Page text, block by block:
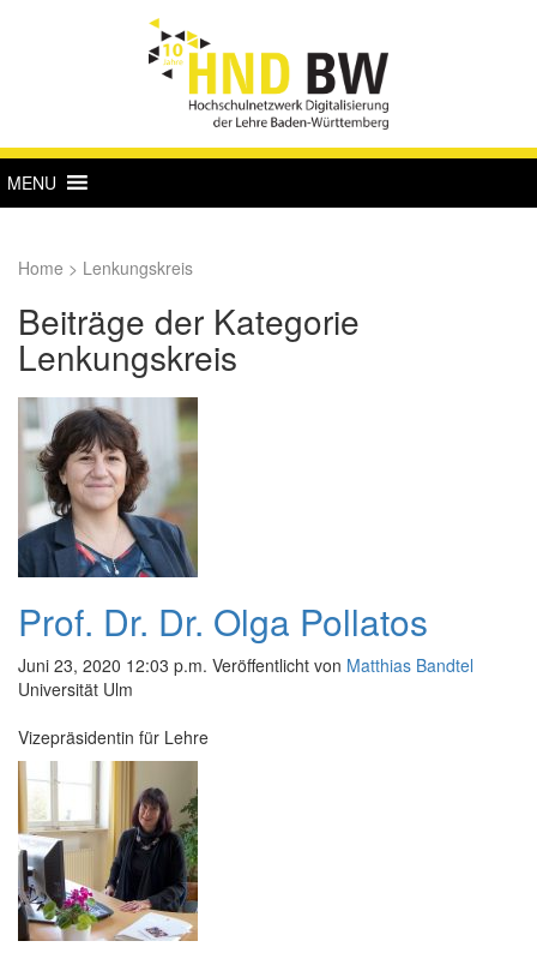
MENU
Home > Lenkungskreis
Beiträge der Kategorie
Lenkungskreis
Prof. Dr. Dr. Olga Pollatos
Juni 23, 2020 12:03 p.m. Veröffentlicht von Matthias Bandtel
Universität Ulm
Vizepräsidentin für Lehre